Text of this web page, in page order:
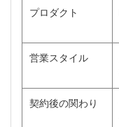
プロダクト
営業スタイル
契約後の関わり